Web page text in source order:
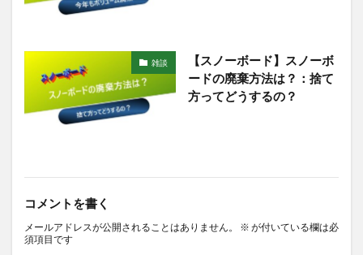
雑談
【スノーボード】スノーボ
ードの廃棄方法は？：捨て
方ってどうするの？
コメントを書く
メールアドレスが公開されることはありません。 ※ が付いている欄は必
須項目です